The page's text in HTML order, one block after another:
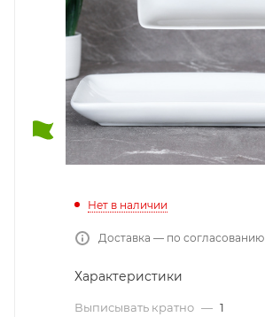
Нет в наличии
Доставка — по согласованию
Характеристики
Выписывать кратно — 1